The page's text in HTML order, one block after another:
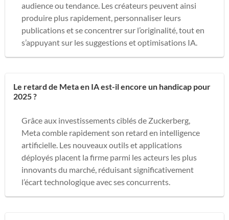
audience ou tendance. Les créateurs peuvent ainsi
produire plus rapidement, personnaliser leurs
publications et se concentrer sur l’originalité, tout en
s’appuyant sur les suggestions et optimisations IA.
Le retard de Meta en IA est-il encore un handicap pour
2025 ?
Grâce aux investissements ciblés de Zuckerberg,
Meta comble rapidement son retard en intelligence
artificielle. Les nouveaux outils et applications
déployés placent la firme parmi les acteurs les plus
innovants du marché, réduisant significativement
l’écart technologique avec ses concurrents.